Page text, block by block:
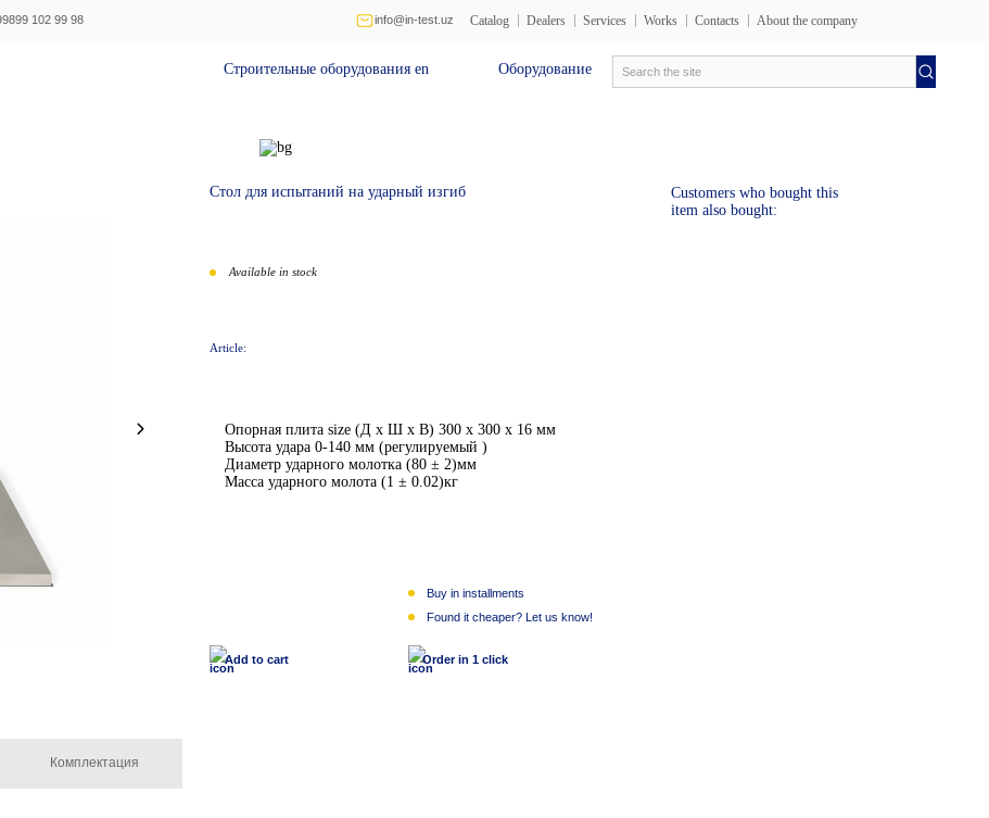
102 99 98 info@in-test.uz Catalog Dealers Services Works Contacts About the company
Строительные оборудования en Оборудование en Электротехника лаборатория
Стол для испытаний на ударный изгиб
Available in stock
Article:
Опорная плита size (Д x Ш x В) 300 x 300 x 16 мм
Высота удара 0-140 мм (регулируемый )
Диаметр ударного молотка (80 ± 2)мм
Масса ударного молота (1 ± 0.02)кг
Buy in installments
Found it cheaper? Let us know!
Add to cart Order in 1 click
Комплектация
Customers who bought this
item also bought: